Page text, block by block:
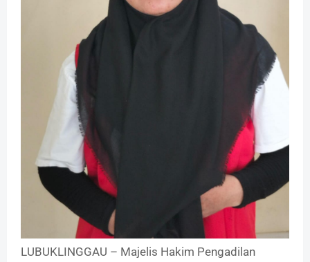
LUBUKLINGGAU – Majelis Hakim Pengadilan